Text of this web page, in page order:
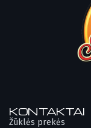
KONTAKTAI
Žūklės prekės